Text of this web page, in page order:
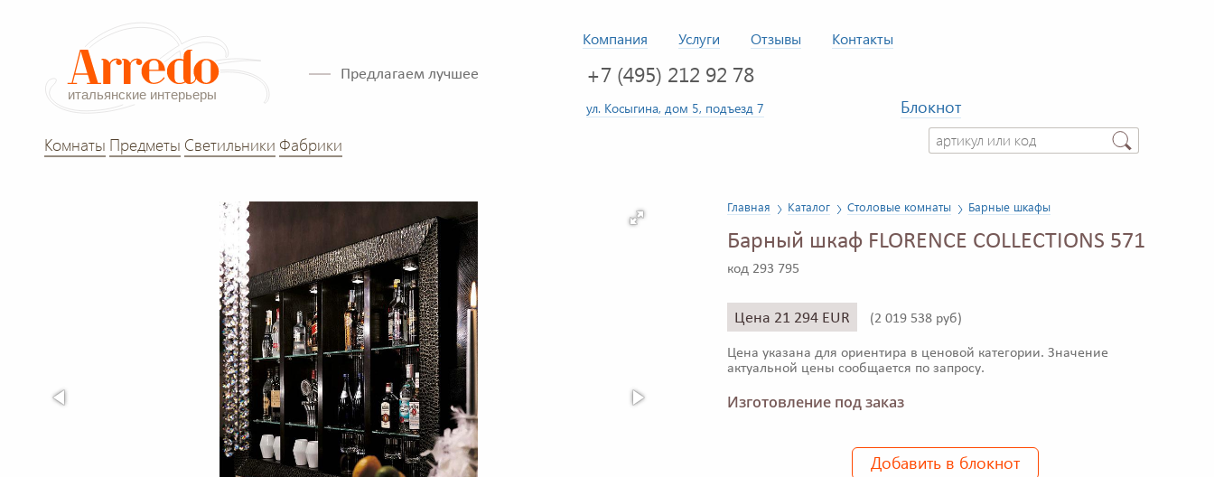
Компания Услуги Отзывы Контакты
Предлагаем лучшее +7 (495) 212 92 78
ул. Косыгина, дом 5, подъезд 7
Блокнот
Комнаты Предметы Светильники Фабрики
Главная Каталог Столовые комнаты Барные шкафы
Барный шкаф FLORENCE COLLECTIONS 571
код 293 795
Цена 21 294 EUR (2 019 538 руб)
Цена указана для ориентира в ценовой категории. Значение
актуальной цены сообщается по запросу.
Изготовление под заказ
Добавить в блокнот